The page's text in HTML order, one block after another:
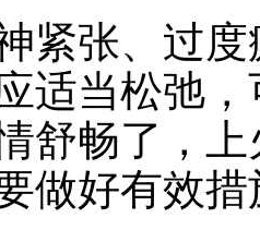
张、过度
适当松弛
舒畅了，
做好有效措